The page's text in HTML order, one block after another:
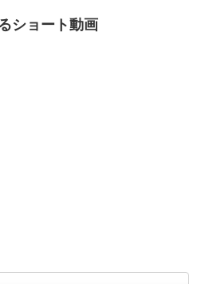
ショート動画